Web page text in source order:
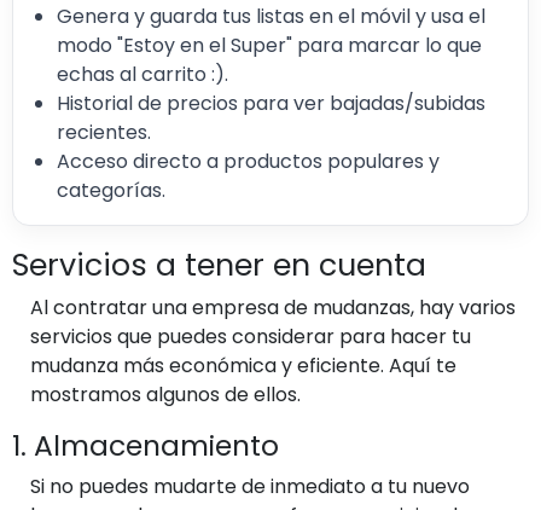
Genera y guarda tus listas en el móvil y usa el
modo "Estoy en el Super" para marcar lo que
echas al carrito :).
Historial de precios para ver bajadas/subidas
recientes.
Acceso directo a productos populares y
categorías.
Servicios a tener en cuenta
Al contratar una empresa de mudanzas, hay varios
servicios que puedes considerar para hacer tu
mudanza más económica y eficiente. Aquí te
mostramos algunos de ellos.
1. Almacenamiento
Si no puedes mudarte de inmediato a tu nuevo